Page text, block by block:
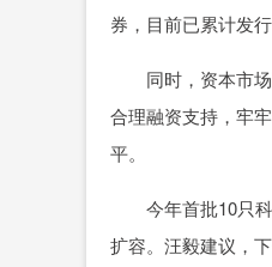
券，目前已累计发行
同时，资本市场
合理融资支持，牢
平。
今年首批10只科
扩容。汪毅建议，